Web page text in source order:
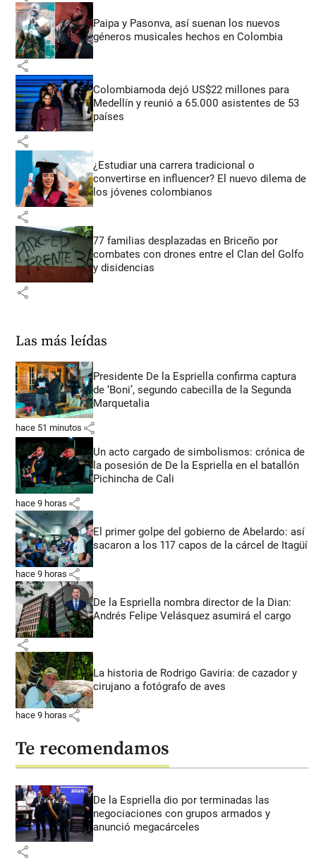
Paipa y Pasonva, así suenan los nuevos
géneros musicales hechos en Colombia
share
Colombiamoda dejó US$22 millones para
Medellín y reunió a 65.000 asistentes de 53
países
share
¿Estudiar una carrera tradicional o
convertirse en influencer? El nuevo dilema de
los jóvenes colombianos
share
77 familias desplazadas en Briceño por
combates con drones entre el Clan del Golfo
y disidencias
share
Las más leídas
Presidente De la Espriella confirma captura
de ‘Boni’, segundo cabecilla de la Segunda
Marquetalia
hace 51 minutos share
Un acto cargado de simbolismos: crónica de
la posesión de De la Espriella en el batallón
Pichincha de Cali
hace 9 horas share
El primer golpe del gobierno de Abelardo: así
sacaron a los 117 capos de la cárcel de Itagüí
hace 9 horas share
De la Espriella nombra director de la Dian:
Andrés Felipe Velásquez asumirá el cargo
share
La historia de Rodrigo Gaviria: de cazador y
cirujano a fotógrafo de aves
hace 9 horas share
Te recomendamos
De la Espriella dio por terminadas las
negociaciones con grupos armados y
anunció megacárceles
share